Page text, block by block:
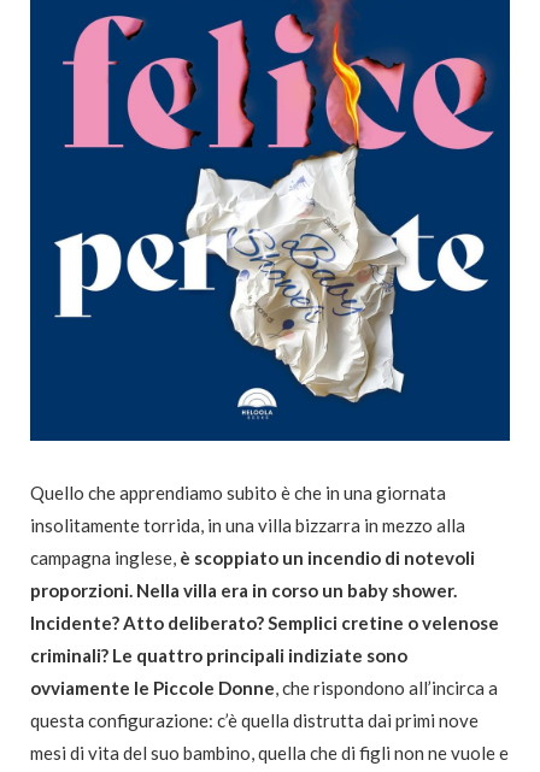
Quello che apprendiamo subito è che in una giornata
insolitamente torrida, in una villa bizzarra in mezzo alla
campagna inglese, è scoppiato un incendio di notevoli
proporzioni. Nella villa era in corso un baby shower.
Incidente? Atto deliberato? Semplici cretine o velenose
criminali? Le quattro principali indiziate sono
ovviamente le Piccole Donne, che rispondono all’incirca a
questa configurazione: c’è quella distrutta dai primi nove
mesi di vita del suo bambino, quella che di figli non ne vuole e